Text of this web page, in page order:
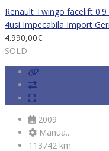
Renault Twingo facelift 0.9
4usi Impecabila Import
4.990,00€
SOLD
2009
Manua...
113742 km